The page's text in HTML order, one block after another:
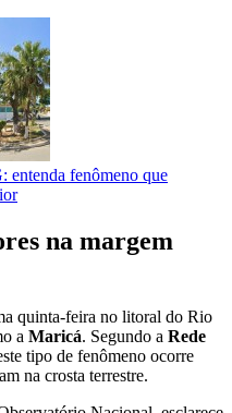
entenda fenômeno que
na margem
quinta-feira no litoral do Rio
a Maricá. Segundo a Rede
tipo de fenômeno ocorre
na crosta terrestre.